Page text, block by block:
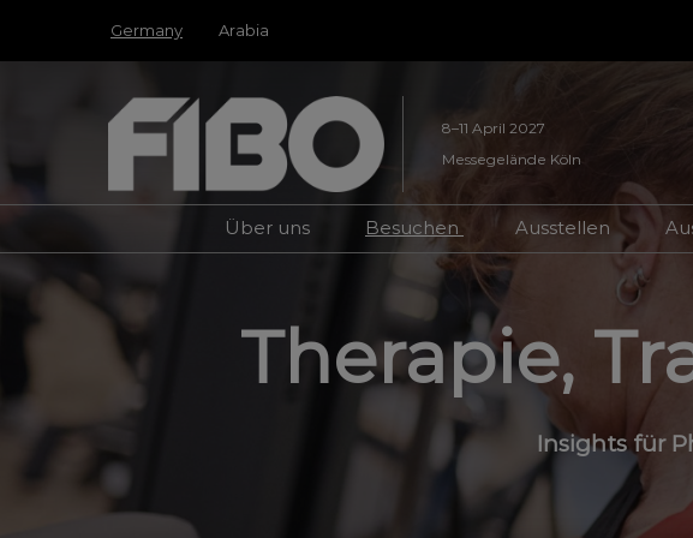
Germany Arabia
8–11 April 2027
Messegelände Köln
Über uns
Besuchen
FIBO Championships
FIBO Campus
Hallenplan
Besuch planen
Anreise
Smart Badge
Medien und Presse
Ausstellen
Hallen und
Lead Manager
Therapie,
Insights für